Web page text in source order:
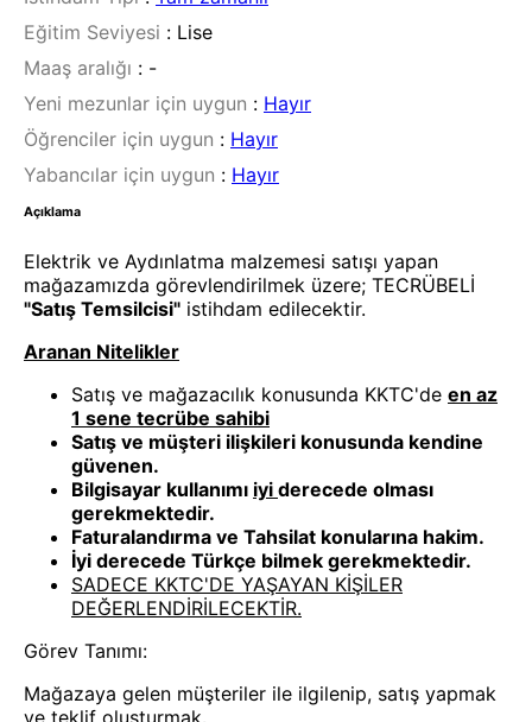
Eğitim Seviyesi : Lise
Maaş aralığı : -
Yeni mezunlar için uygun : Hayır
Öğrenciler için uygun : Hayır
Yabancılar için uygun : Hayır
Açıklama
Elektrik ve Aydınlatma malzemesi satışı yapan
mağazamızda görevlendirilmek üzere; TECRÜBELİ
"Satış Temsilcisi" istihdam edilecektir.
Aranan Nitelikler
Satış ve mağazacılık konusunda KKTC'de en az
1 sene tecrübe sahibi
Satış ve müşteri ilişkileri konusunda kendine
güvenen.
Bilgisayar kullanımı iyi derecede olması
gerekmektedir.
Faturalandırma ve Tahsilat konularına hakim.
İyi derecede Türkçe bilmek gerekmektedir.
SADECE KKTC'DE YAŞAYAN KİŞİLER
DEĞERLENDİRİLECEKTİR.
Görev Tanımı:
Mağazaya gelen müşteriler ile ilgilenip, satış yapmak